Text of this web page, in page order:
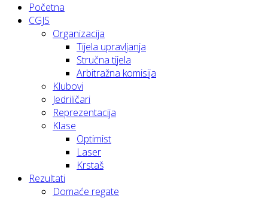
Početna
CGJS
Organizacija
Tijela upravljanja
Stručna tijela
Arbitražna komisija
Klubovi
Jedriličari
Reprezentacija
Klase
Optimist
Laser
Krstaš
Rezultati
Domaće regate